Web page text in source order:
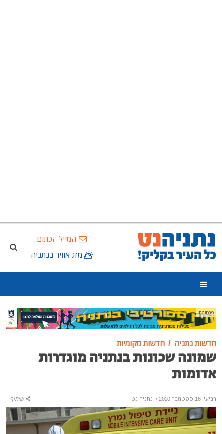
המייל הכתום
מזג אוויר בנתניה
פרסומת
חדשות נתניה חדשות מקומיות
שמונה שכונות בנתניה מוגדרות
אדומות
רביעי, 16 ספטמבר 2020 / נתניה נט שיתוף